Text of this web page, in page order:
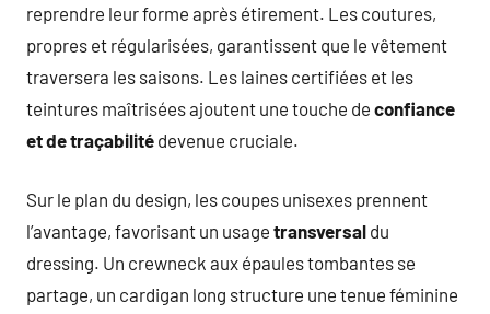
reprendre leur forme après étirement. Les coutures,
propres et régularisées, garantissent que le vêtement
traversera les saisons. Les laines certifiées et les
teintures maîtrisées ajoutent une touche de confiance
et de traçabilité devenue cruciale.
Sur le plan du design, les coupes unisexes prennent
l’avantage, favorisant un usage transversal du
dressing. Un crewneck aux épaules tombantes se
partage, un cardigan long structure une tenue féminine